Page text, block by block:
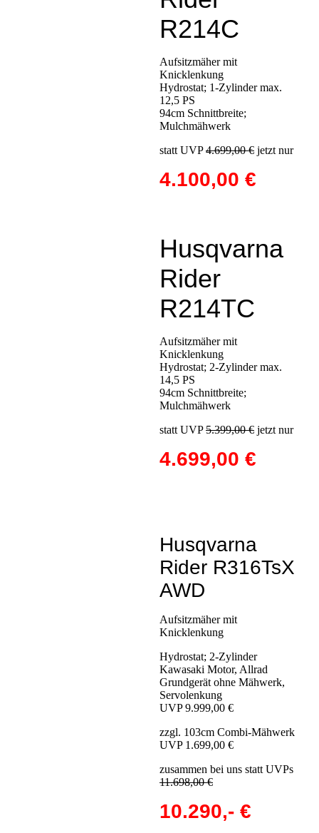
R214C
Aufsitzmäher mit
Knicklenkung
Hydrostat; 1-Zylinder max.
12,5 PS
94cm Schnittbreite;
Mulchmähwerk
statt UVP4.699,00 € jetzt nur
4.100,00 €
Husqvarna
Rider
R214TC
Aufsitzmäher mit
Knicklenkung
Hydrostat; 2-Zylinder max.
14,5 PS
94cm Schnittbreite;
Mulchmähwerk
statt UVP5.399,00 € jetzt nur
4.699,00 €
Husqvarna
Rider R316TsX
AWD
Aufsitzmäher mit
Knicklenkung
Hydrostat; 2-Zylinder
Kawasaki Motor, Allrad
Grundgerät ohne Mähwerk,
Servolenkung
UVP 9.999,00 €
zzgl. 103cm Combi-Mähwerk
UVP 1.699,00 €
zusammen bei uns statt UVPs
11.698,00 €
10.290,- €